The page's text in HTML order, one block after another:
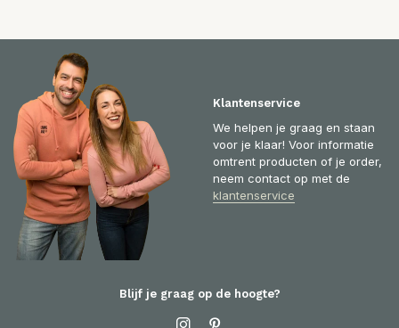
Klantenservice
We helpen je graag en staan
voor je klaar! Voor informatie
omtrent producten of je order,
neem contact op met de
klantenservice
Blijf je graag op de hoogte?